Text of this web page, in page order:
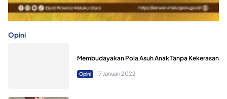
Opini
Membudayakan Pola Asuh Anak Tanpa Kekerasan
Opini 17 Januari 2022